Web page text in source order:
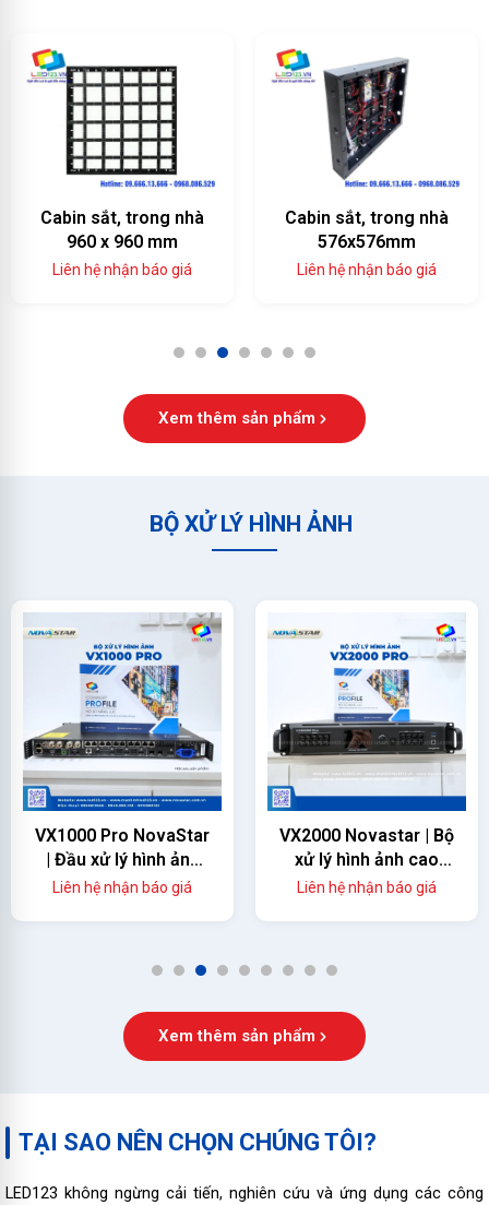
Cabin sắt, trong nhà
960 x 960 mm
Liên hệ nhận báo giá
Cabin sắt, trong nhà
576x576mm
Liên hệ nhận báo giá
1 2 3 4 5 6 7
Xem thêm sản phẩm
BỘ XỬ LÝ HÌNH ẢNH
VX1000 Pro NovaStar
| Đầu xử lý hình ảnh
màn hình led
Liên hệ nhận báo giá
VX2000 Novastar | Bộ
xử lý hình ảnh cao
cấp
Liên hệ nhận báo giá
1 2 3 4 5 6 7 8 9
Xem thêm sản phẩm
TẠI SAO NÊN CHỌN CHÚNG TÔI?
LED123 không ngừng cải tiến, nghiên cứu và ứng dụng các công